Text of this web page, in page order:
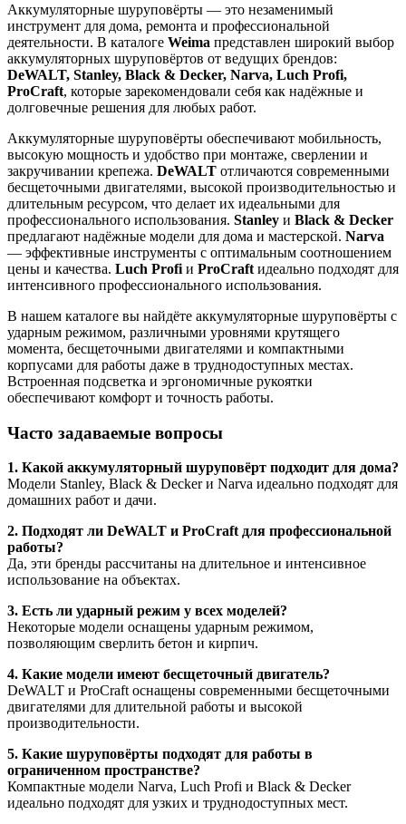
Аккумуляторные шуруповёрты — это незаменимый
инструмент для дома, ремонта и профессиональной
деятельности. В каталоге Weima представлен широкий выбор
аккумуляторных шуруповёртов от ведущих брендов:
DeWALT, Stanley, Black & Decker, Narva, Luch Profi,
ProCraft, которые зарекомендовали себя как надёжные и
долговечные решения для любых работ.
Аккумуляторные шуруповёрты обеспечивают мобильность,
высокую мощность и удобство при монтаже, сверлении и
закручивании крепежа. DeWALT отличаются современными
бесщеточными двигателями, высокой производительностью и
длительным ресурсом, что делает их идеальными для
профессионального использования. Stanley и Black & Decker
предлагают надёжные модели для дома и мастерской. Narva
— эффективные инструменты с оптимальным соотношением
цены и качества. Luch Profi и ProCraft идеально подходят для
интенсивного профессионального использования.
В нашем каталоге вы найдёте аккумуляторные шуруповёрты с
ударным режимом, различными уровнями крутящего
момента, бесщеточными двигателями и компактными
корпусами для работы даже в труднодоступных местах.
Встроенная подсветка и эргономичные рукоятки
обеспечивают комфорт и точность работы.
Часто задаваемые вопросы
1. Какой аккумуляторный шуруповёрт подходит для дома?
Модели Stanley, Black & Decker и Narva идеально подходят для
домашних работ и дачи.
2. Подходят ли DeWALT и ProCraft для профессиональной
работы?
Да, эти бренды рассчитаны на длительное и интенсивное
использование на объектах.
3. Есть ли ударный режим у всех моделей?
Некоторые модели оснащены ударным режимом,
позволяющим сверлить бетон и кирпич.
4. Какие модели имеют бесщеточный двигатель?
DeWALT и ProCraft оснащены современными бесщеточными
двигателями для длительной работы и высокой
производительности.
5. Какие шуруповёрты подходят для работы в
ограниченном пространстве?
Компактные модели Narva, Luch Profi и Black & Decker
идеально подходят для узких и труднодоступных мест.